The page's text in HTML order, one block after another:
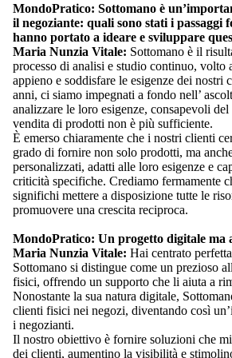
MondoPratico: Sottomano è
il negoziante: quali sono stati i passaggi
hanno portato a ideare e sviluppare
Maria Nunzia Vitale: Sottomano è il
processo di analisi e studio continuo, volto
appieno e soddisfare le esigenze dei nostri
anni, ci siamo impegnati a fondo nell’
analizzare le loro esigenze, consapevoli
vendita di prodotti non è più sufficiente.
È emerso chiaramente che i nostri clienti
grado di fornire non solo prodotti, ma
personalizzati, adatti alle loro esigenze e
criticità specifiche. Crediamo fermamente
significhi mettere a disposizione tutte le
promuovere una crescita reciproca.
MondoPratico: Un progetto digitale ma
Maria Nunzia Vitale: Hai centrato
Sottomano si distingue come un prezioso
fisici, offrendo un supporto che li aiuta a
Nonostante la sua natura digitale,
clienti fisici nei negozi, diventando così
i negozianti.
Il nostro obiettivo è fornire soluzioni che
dei clienti, aumentino la visibilità e